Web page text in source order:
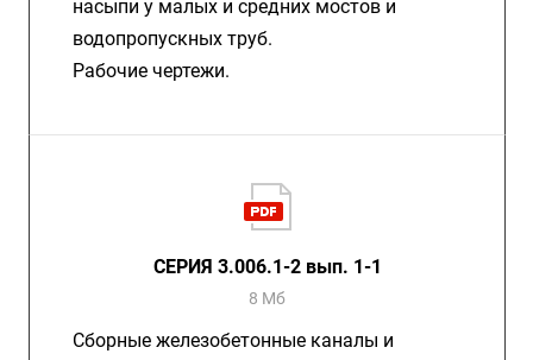
насыпи у малых и средних мостов и
водопропускных труб.
Рабочие чертежи.
СЕРИЯ 3.006.1-2 вып. 1-1
8 Мб
Сборные железобетонные каналы и